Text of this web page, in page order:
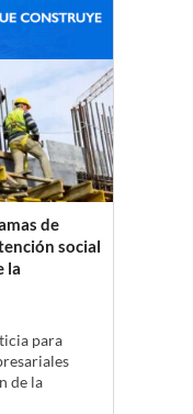
de
social
la
para
de la